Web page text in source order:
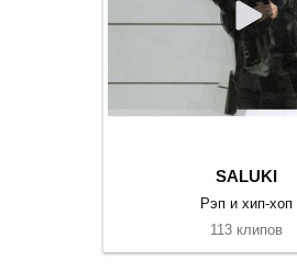
SALUKI
Рэп и хип-хоп
113 клипов